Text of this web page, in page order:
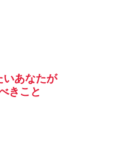
いあなたが
きこと